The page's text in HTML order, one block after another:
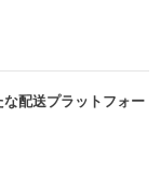
配送プラットフォー